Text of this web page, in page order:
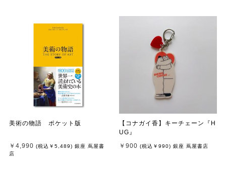
美術の物語 ポケット版
￥4,990 (税込 ￥5,489) 銀座 蔦屋書
店
【コナガイ香】キーチェーン『H
UG』
￥900 (税込 ￥990) 銀座 蔦屋書店